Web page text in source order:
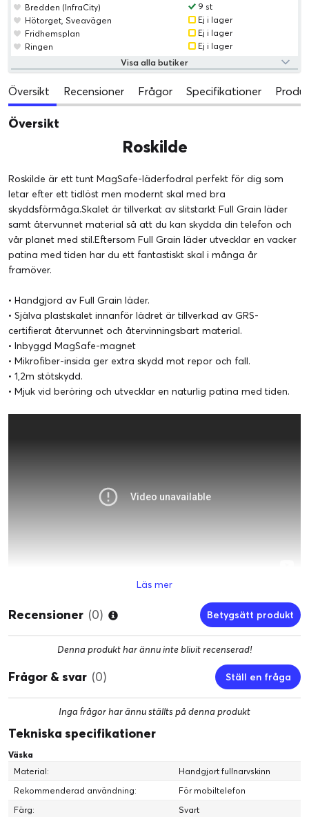
Bredden (InfraCity)
9 st
Hötorget, Sveavägen
Ej i lager
Fridhemsplan
Ej i lager
Ringen
Ej i lager
Visa alla butiker
Översikt Recensioner Frågor Specifikationer
Översikt
Roskilde
Roskilde är ett tunt MagSafe-läderfodral perfekt för dig som
letar efter ett tidlöst men modernt skal med bra
skyddsförmåga.Skalet är tillverkat av slitstarkt Full Grain läder
samt återvunnet material så att du kan skydda din telefon och
vår planet med stil.Eftersom Full Grain läder utvecklar en vacker
patina med tiden har du ett fantastiskt skal i många år
framöver.
• Handgjord av Full Grain läder.
• Själva plastskalet innanför lädret är tillverkad av GRS-
certifierat återvunnet och återvinningsbart material.
• Inbyggd MagSafe-magnet
• Mikrofiber-insida ger extra skydd mot repor och fall.
• 1,2m stötskydd.
• Mjuk vid beröring och utvecklar en naturlig patina med tiden.
Läs mer
Recensioner (0) Betygsätt produkt
Denna produkt har ännu inte blivit recenserad!
Frågor & svar (0) Ställ en fråga
Inga frågor har ännu ställts på denna produkt
Tekniska specifikationer
Väska
Material:
Handgjort fullnarvskinn
Rekommenderad användning:
För mobiltelefon
Färg:
Svart